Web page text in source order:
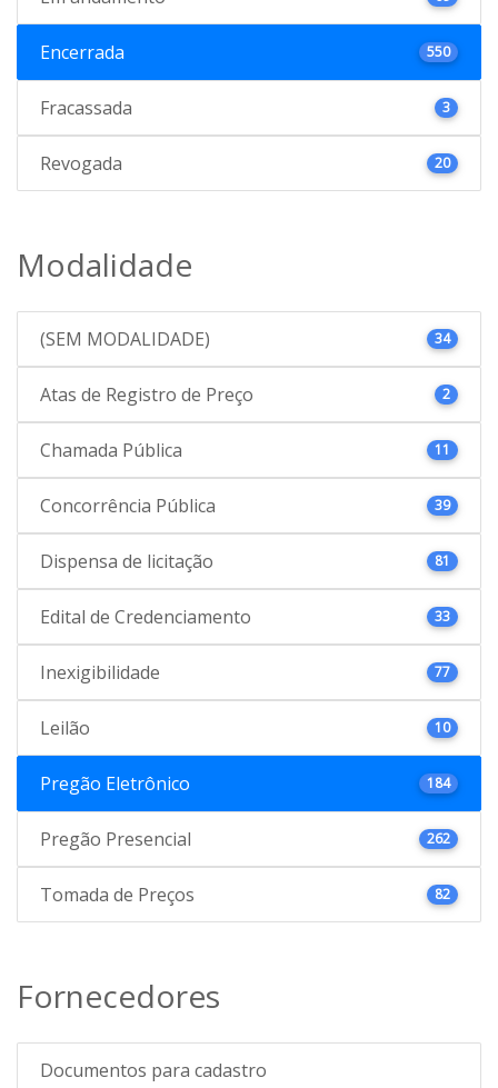
Encerrada 550
Fracassada 3
Revogada 20
Modalidade
(SEM MODALIDADE) 34
Atas de Registro de Preço 2
Chamada Pública 11
Concorrência Pública 39
Dispensa de licitação 81
Edital de Credenciamento 33
Inexigibilidade 77
Leilão 10
Pregão Eletrônico 184
Pregão Presencial 262
Tomada de Preços 82
Fornecedores
Documentos para cadastro